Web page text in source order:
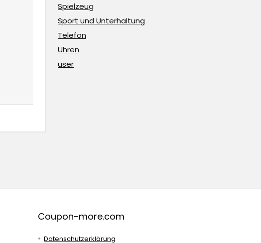
Spielzeug
Sport und Unterhaltung
Telefon
Uhren
user
Coupon-more.com
Datenschutzerklärung